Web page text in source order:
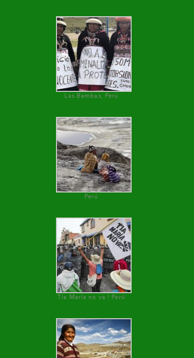
Las Bambas, Perú
Perú
Tía María no va ! Perú